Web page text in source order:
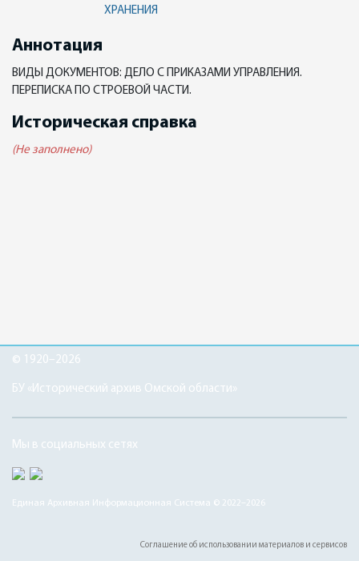
ХРАНЕНИЯ
Аннотация
ВИДЫ ДОКУМЕНТОВ: ДЕЛО С ПРИКАЗАМИ УПРАВЛЕНИЯ.
ПЕРЕПИСКА ПО СТРОЕВОЙ ЧАСТИ.
Историческая справка
(Не заполнено)
© 1920–2026
БУ «Исторический архив Омской области»
Мы в социальных сетях
Единая Архивная Информационная Система © 2022–2026
Соглашение об использовании материалов и сервисов